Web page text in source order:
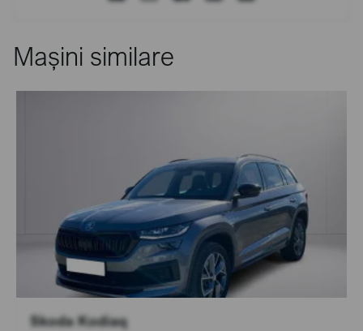
Mașini similare
Skoda Kodiaq